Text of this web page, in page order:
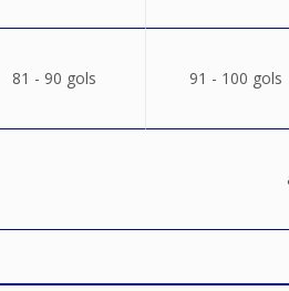
81 - 90 gols 91 - 100 gols